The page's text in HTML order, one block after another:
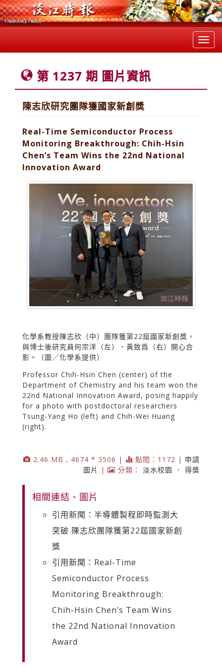
第 1237 期 圖片資訊
陳志欣研究團隊獲國家新創獎
Real-Time Semiconductor Process
Monitoring Breakthrough: Chih-Hsin
Chen’s Team Wins the 22nd National
Innovation Award
化學系教授陳志欣（中）團隊獲第22屆國家新創獎，
與博士後研究員何宗洋（左）、黃致爲（右）開心合
影。（圖／化學系提供）
Professor Chih-Hsin Chen (center) of the
Department of Chemistry and his team won the
22nd National Innovation Award, posing happily
for a photo with postdoctoral researchers
Tsung-Yang Ho (left) and Chih-Wei Huang
(right).
2.46 MB , 4674 * 3506 | 點閱：1172 | 申請
圖片
| 分類： 淡水校園 、 得獎
相關連結、圖片
引用新聞：半導體製程即時監測大
突破 陳志欣團隊獲第22屆國家新創
獎
引用新聞：Real-Time
Semiconductor Process
Monitoring Breakthrough:
Chih-Hsin Chen’s Team Wins
the 22nd National Innovation
Award